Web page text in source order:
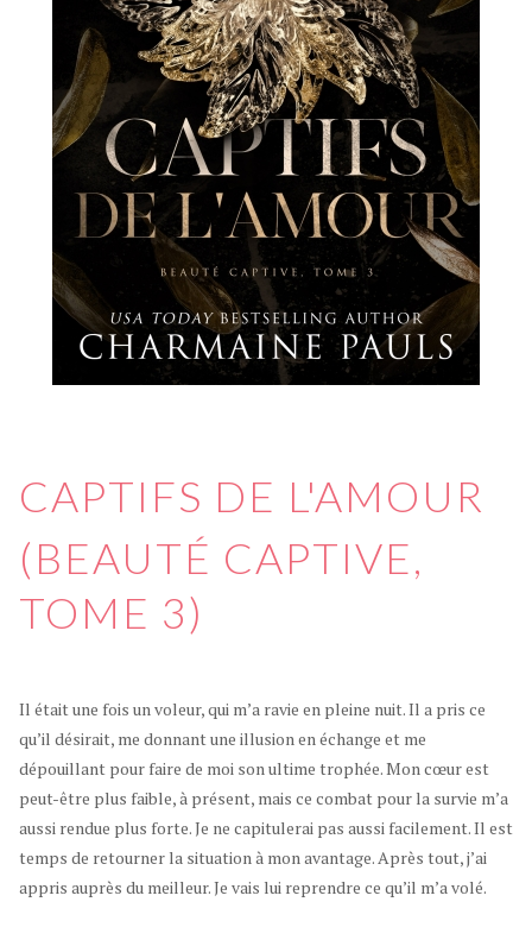
CAPTIFS DE L'AMOUR
(BEAUTÉ CAPTIVE,
TOME 3)
Il était une fois un voleur, qui m’a ravie en pleine nuit. Il a pris ce
qu’il désirait, me donnant une illusion en échange et me
dépouillant pour faire de moi son ultime trophée. Mon cœur est
peut-être plus faible, à présent, mais ce combat pour la survie m’a
aussi rendue plus forte. Je ne capitulerai pas aussi facilement. Il est
temps de retourner la situation à mon avantage. Après tout, j’ai
appris auprès du meilleur. Je vais lui reprendre ce qu’il m’a volé.